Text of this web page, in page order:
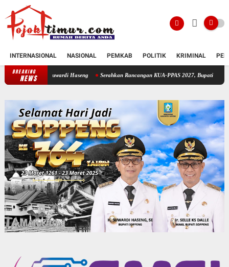
INTERNASIONAL NASIONAL PEMKAB POLITIK KRIMINAL
BREAKING
NEWS
Forum Komunikasi Pondok Pesantren Soppeng Temui Bupati Suwardi Haseng